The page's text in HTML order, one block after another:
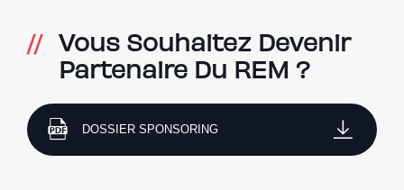
Vous Souhaitez Devenir
Partenaire Du REM ?
DOSSIER SPONSORING